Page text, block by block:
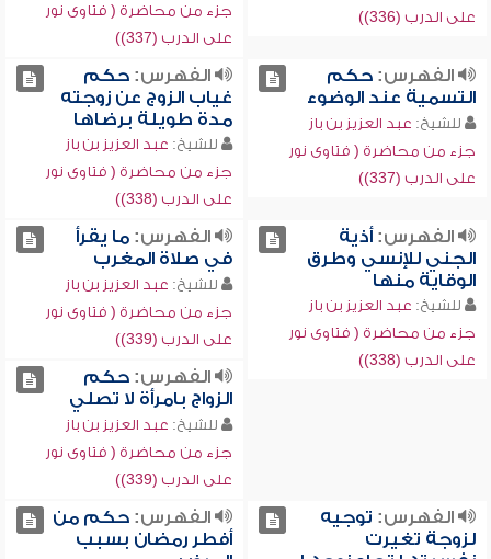
على الدرب (336))
جزء من محاضرة ( فتاوى نور
على الدرب (337))
الفهرس:حكم
التسمية عند الوضوء
للشيخ: عبد العزيز بن باز
جزء من محاضرة ( فتاوى نور
على الدرب (337))
الفهرس:حكم
غياب الزوج عن زوجته
مدة طويلة برضاها
للشيخ: عبد العزيز بن باز
جزء من محاضرة ( فتاوى نور
على الدرب (338))
الفهرس:أذية
الجني للإنسي وطرق
الوقاية منها
للشيخ: عبد العزيز بن باز
جزء من محاضرة ( فتاوى نور
على الدرب (338))
الفهرس:ما يقرأ
في صلاة المغرب
للشيخ: عبد العزيز بن باز
جزء من محاضرة ( فتاوى نور
على الدرب (339))
الفهرس:حكم
الزواج بامرأة لا تصلي
للشيخ: عبد العزيز بن باز
جزء من محاضرة ( فتاوى نور
على الدرب (339))
الفهرس: توجيه
لزوجة تغيرت
الفهرس:حكم من
أفطر رمضان بسبب